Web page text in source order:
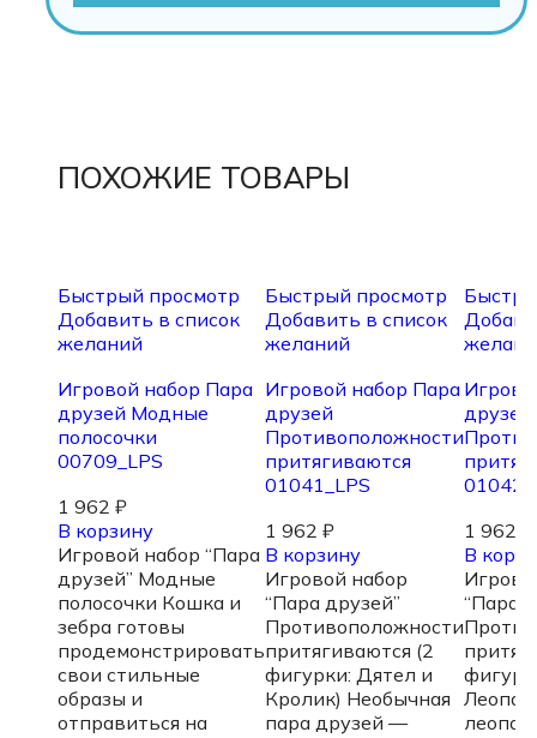
ПОХОЖИЕ ТОВАРЫ
Быстрый просмотр
Добавить в список
желаний
Игровой набор Пара
друзей Модные
полосочки
00709_LPS
1 962 ₽
В корзину
Игровой набор “Пара
друзей” Модные
полосочки Кошка и
зебра готовы
продемонстрировать
свои стильные
образы и
отправиться на
Быстрый просмотр
Добавить в список
желаний
Игровой набор Пара
друзей
Противоположности
притягиваются
01041_LPS
1 962 ₽
В корзину
Игровой набор
“Пара друзей”
Противоположности
притягиваются (2
фигурки: Дятел и
Кролик) Необычная
пара друзей —
друзей
1 962
В
“Пара